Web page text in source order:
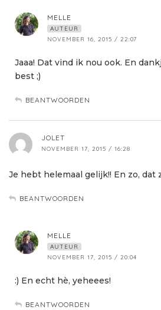
MELLE
AUTEUR
NOVEMBER 16, 2015 / 22:07
Jaaa! Dat vind ik nou ook. En
best ;)
BEANTWOORDEN
JOLET
NOVEMBER 17, 2015 / 16:28
Je hebt helemaal gelijk!! En zo, dat
BEANTWOORDEN
MELLE
AUTEUR
NOVEMBER 17, 2015 / 20:04
:) En echt hè, yeheees!
BEANTWOORDEN